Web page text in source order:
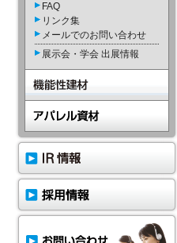
FAQ
リンク集
メールでのお問い合わせ
展示会・学会 出展情報